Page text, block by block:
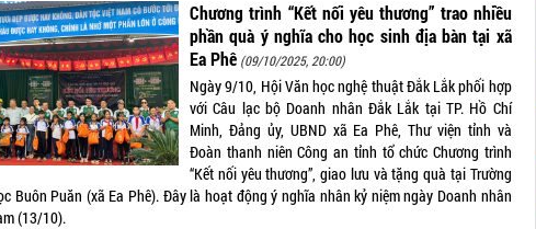
Chương trình “Kết nối yêu thương” trao nhiều
phần quà ý nghĩa cho học sinh địa bàn tại xã
Ea Phê (09/10/2025, 20:00)
Ngày 9/10, Hội Văn học nghệ thuật Đắk Lắk phối hợp
với Câu lạc bộ Doanh nhân Đắk Lắk tại TP. Hồ Chí
Minh, Đảng ủy, UBND xã Ea Phê, Thư viện tỉnh và
Đoàn thanh niên Công an tỉnh tổ chức Chương trình
“Kết nối yêu thương”, giao lưu và tặng quà tại Trường
Buôn Puăn (xã Ea Phê). Đây là hoạt động ý nghĩa nhân kỷ niệm ngày Doanh nhân
(13/10).